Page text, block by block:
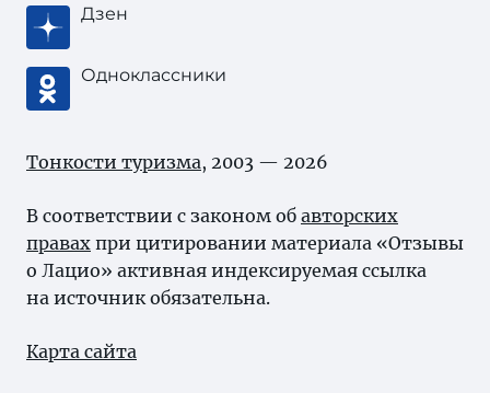
Дзен
Одноклассники
Тонкости туризма, 2003 — 2026
В соответствии с законом об авторских
правах при цитировании материала «Отзывы
о Лацио» активная индексируемая ссылка
на источник обязательна.
Карта сайта